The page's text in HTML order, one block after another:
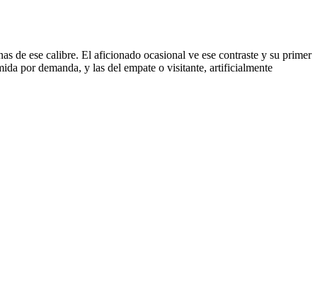
de ese calibre. El aficionado ocasional ve ese contraste y su primer
por demanda, y las del empate o visitante, artificialmente